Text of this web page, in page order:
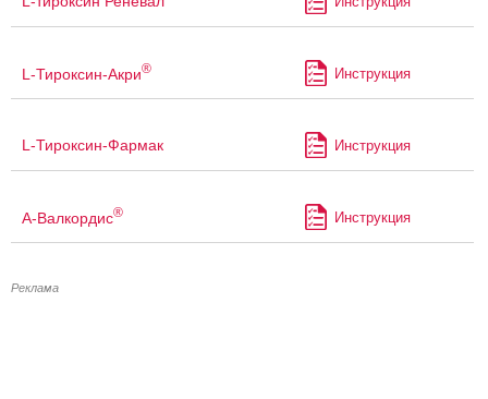
L-Тироксин-Акри® Инструкция
L-Тироксин-Фармак Инструкция
А-Валкордис® Инструкция
Реклама